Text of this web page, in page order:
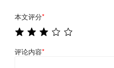
本文评分*
评论内容*